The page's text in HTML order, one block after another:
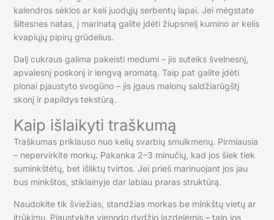
kalendros sėklos ar keli juodųjų serbentų lapai. Jei mėgstate
šiltesnes natas, į marinatą galite įdėti žiupsnelį kumino ar kelis
kvapiųjų pipirų grūdelius.
Dalį cukraus galima pakeisti medumi – jis suteiks švelnesnį,
apvalesnį poskonį ir lengvą aromatą. Taip pat galite įdėti
plonai pjaustyto svogūno – jis įgaus malonų saldžiarūgštį
skonį ir papildys tekstūrą.
Kaip išlaikyti traškumą
Traškumas priklauso nuo kelių svarbių smulkmenų. Pirmiausia
– nepervirkite morkų. Pakanka 2–3 minučių, kad jos šiek tiek
suminkštėtų, bet išliktų tvirtos. Jei prieš marinuojant jos jau
bus minkštos, stiklainyje dar labiau praras struktūrą.
Naudokite tik šviežias, standžias morkas be minkštų vietų ar
įtrūkimų. Pjaustykite vienodo dydžio lazdelėmis – taip jos